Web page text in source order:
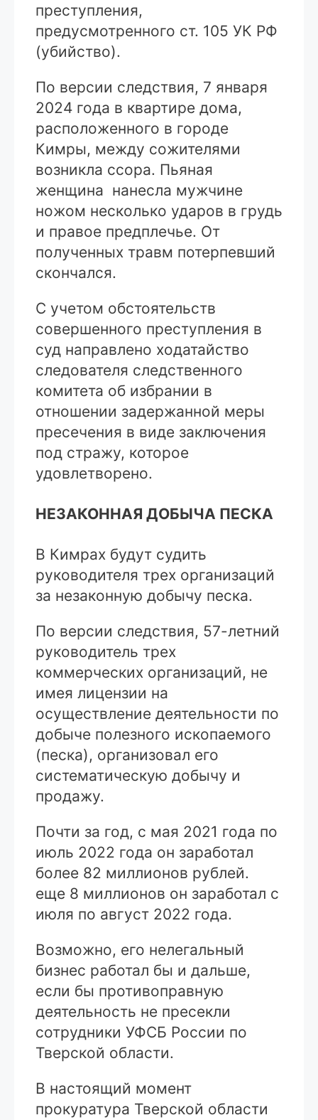
преступления,
предусмотренного ст. 105 УК РФ
(убийство).
По версии следствия, 7 января
2024 года в квартире дома,
расположенного в городе
Кимры, между сожителями
возникла ссора. Пьяная
женщина нанесла мужчине
ножом несколько ударов в грудь
и правое предплечье. От
полученных травм потерпевший
скончался.
С учетом обстоятельств
совершенного преступления в
суд направлено ходатайство
следователя следственного
комитета об избрании в
отношении задержанной меры
пресечения в виде заключения
под стражу, которое
удовлетворено.
НЕЗАКОННАЯ ДОБЫЧА ПЕСКА
В Кимрах будут судить
руководителя трех организаций
за незаконную добычу песка.
По версии следствия, 57-летний
руководитель трех
коммерческих организаций, не
имея лицензии на
осуществление деятельности по
добыче полезного ископаемого
(песка), организовал его
систематическую добычу и
продажу.
Почти за год, с мая 2021 года по
июль 2022 года он заработал
более 82 миллионов рублей.
еще 8 миллионов он заработал с
июля по август 2022 года.
Возможно, его нелегальный
бизнес работал бы и дальше,
если бы противоправную
деятельность не пресекли
сотрудники УФСБ России по
Тверской области.
В настоящий момент
прокуратура Тверской области